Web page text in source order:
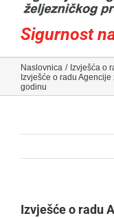
Sigurnost
Naslovnica Izvješća o
Izvješće o radu
godinu
Izvješće o radu